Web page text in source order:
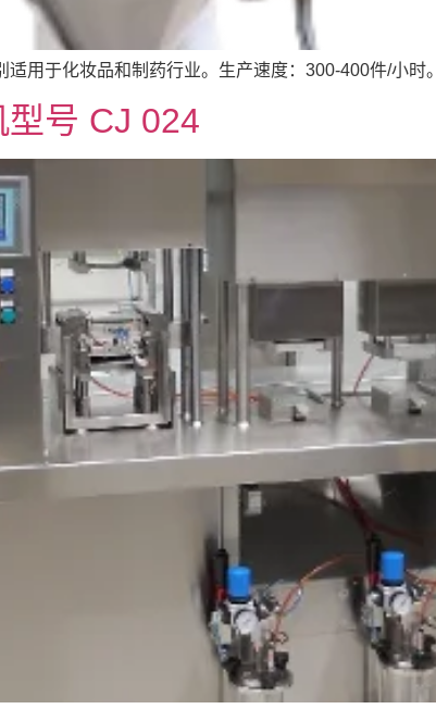
用于化妆品和制药行业。生产速度：300-400件/小时。
号 CJ 024